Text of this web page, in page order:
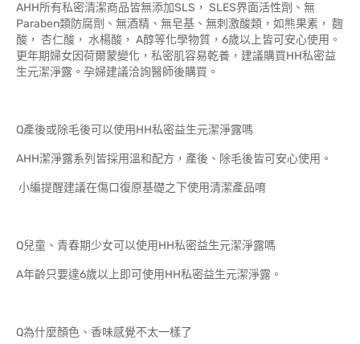
AHH所有私密清潔商品皆無添加SLS， SLES界面活性劑、無
Paraben類防腐劑、無酒精、無皂基、無刺激酸類，如熊果素， 麴
酸， 杏仁酸， 水楊酸， A醇等化學物質，6歲以上皆可安心使用。
更年期婦女因荷爾蒙變化，私密肌容易乾養，建議購買HH私密益
生元潔淨露。孕婦建議洽詢醫師後購買。
Q產後或除毛後可以使用HH私密益生元潔淨露嗎
AHH潔淨露系列皆採用溫和配方，產後、除毛後皆可安心使用。
小編提醒建議在傷口復原基礎之下使用清潔產品唷
Q兒童、青春期少女可以使用HH私密益生元潔淨露嗎
A年齡只要達6歲以上即可使用HH私密益生元潔淨露。
Q為什麼顏色、香味感覺不太一樣了